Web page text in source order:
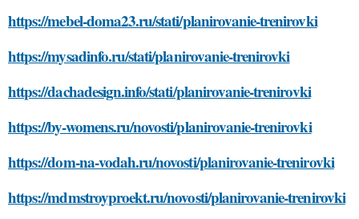
https://mebel-doma23.ru/stati/planirovanie-trenirovki
https://mysadinfo.ru/stati/planirovanie-trenirovki
https://dachadesign.info/stati/planirovanie-trenirovki
https://by-womens.ru/novosti/planirovanie-trenirovki
https://dom-na-vodah.ru/novosti/planirovanie-trenirovki
https://mdmstroyproekt.ru/novosti/planirovanie-trenirovki